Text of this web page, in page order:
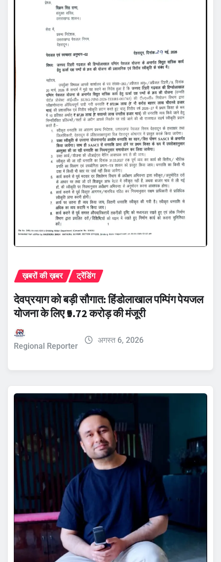
ख़बरों की ख़बर ट्रेंडिंग
देवप्रयाग को बड़ी सौगात: हिंडोलाखाल पम्पिंग पेयजल
योजना के लिए ₹9.72 करोड़ की मंजूरी
Regional Reporter
अगस्त 6, 2026